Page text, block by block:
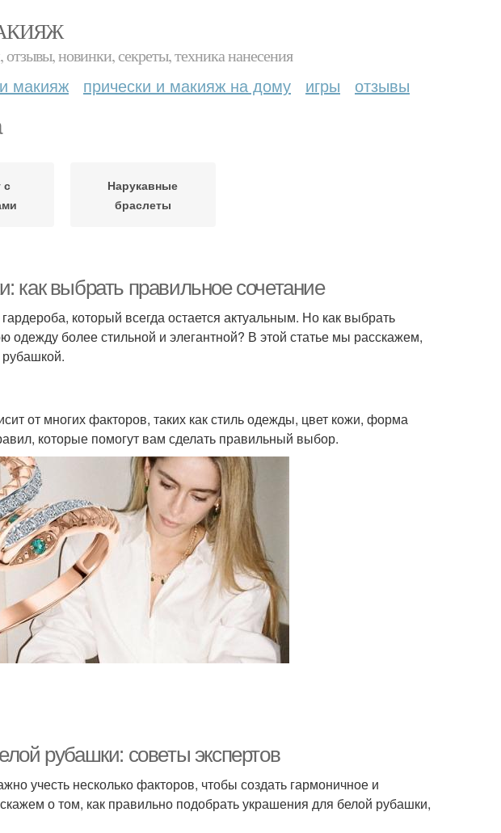
новинки, секреты, техника нанесения
макияж прически и макияж на дому игры отзывы
с
Нарукавные
браслеты
как выбрать правильное сочетание
который всегда остается актуальным. Но как выбрать
одежду более стильной и элегантной? В этой статье мы расскажем,
рубашкой.
от многих факторов, таких как стиль одежды, цвет кожи, форма
которые помогут вам сделать правильный выбор.
рубашки: советы экспертов
учесть несколько факторов, чтобы создать гармоничное и
о том, как правильно подобрать украшения для белой рубашки,